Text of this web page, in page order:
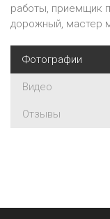
работы, приемщик
дорожный, мастер
Фотографии
Видео
Отзывы